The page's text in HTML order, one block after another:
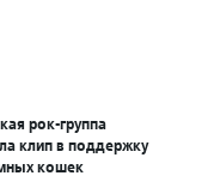
рок-группа
клип в поддержку
кошек